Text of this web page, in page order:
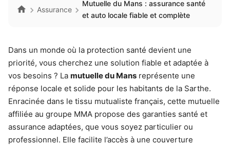
Assurance
Mutuelle du Mans : assurance santé
et auto locale fiable et complète
Dans un monde où la protection santé devient une
priorité, vous cherchez une solution fiable et adaptée à
vos besoins ? La mutuelle du Mans représente une
réponse locale et solide pour les habitants de la Sarthe.
Enracinée dans le tissu mutualiste français, cette mutuelle
affiliée au groupe MMA propose des garanties santé et
assurance adaptées, que vous soyez particulier ou
professionnel. Elle facilite l’accès à une couverture